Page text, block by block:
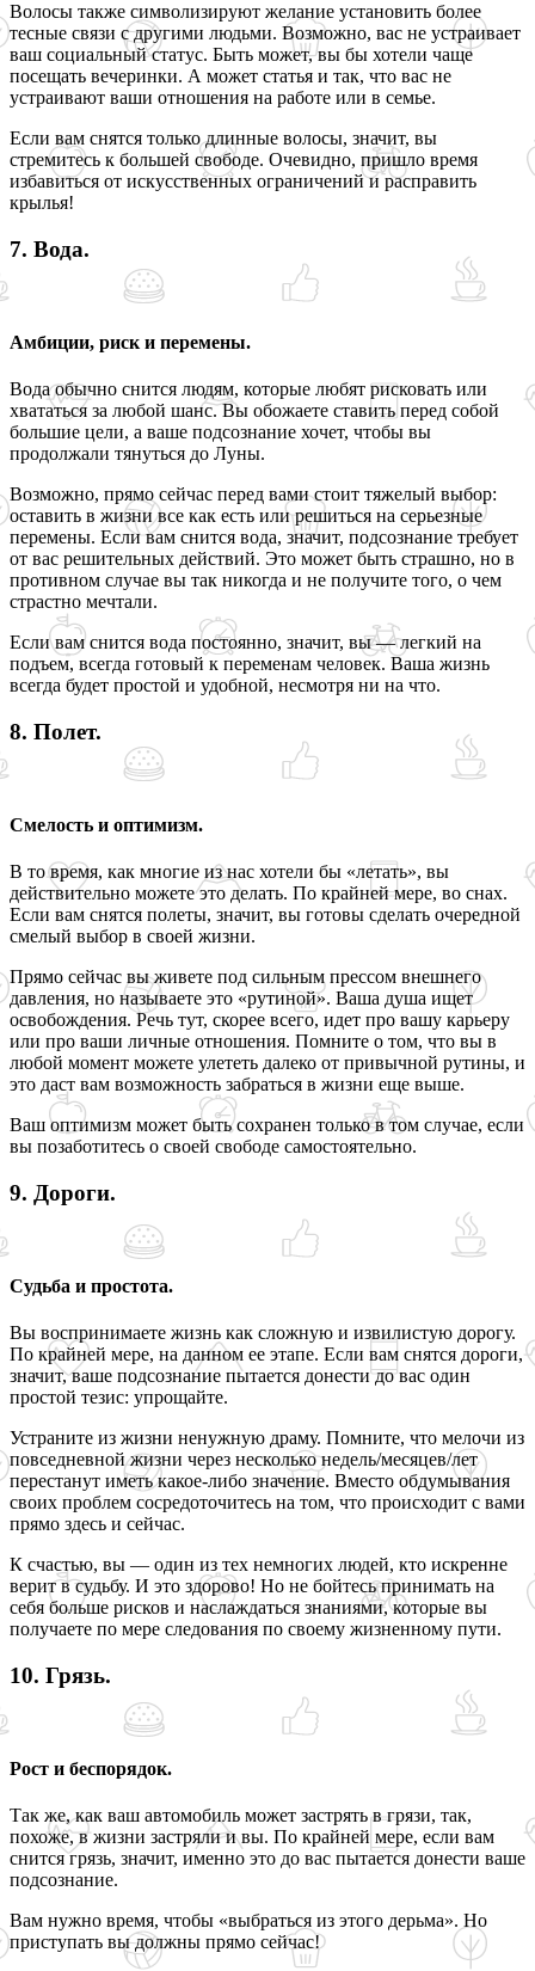
Волосы также символизируют желание установить более
тесные связи с другими людьми. Возможно, вас не устраивает
ваш социальный статус. Быть может, вы бы хотели чаще
посещать вечеринки. А может статья и так, что вас не
устраивают ваши отношения на работе или в семье.
Если вам снятся только длинные волосы, значит, вы
стремитесь к большей свободе. Очевидно, пришло время
избавиться от искусственных ограничений и расправить
крылья!
7. Вода.
Амбиции, риск и перемены.
Вода обычно снится людям, которые любят рисковать или
хвататься за любой шанс. Вы обожаете ставить перед собой
большие цели, а ваше подсознание хочет, чтобы вы
продолжали тянуться до Луны.
Возможно, прямо сейчас перед вами стоит тяжелый выбор:
оставить в жизни все как есть или решиться на серьезные
перемены. Если вам снится вода, значит, подсознание требует
от вас решительных действий. Это может быть страшно, но в
противном случае вы так никогда и не получите того, о чем
страстно мечтали.
Если вам снится вода постоянно, значит, вы — легкий на
подъем, всегда готовый к переменам человек. Ваша жизнь
всегда будет простой и удобной, несмотря ни на что.
8. Полет.
Смелость и оптимизм.
В то время, как многие из нас хотели бы «летать», вы
действительно можете это делать. По крайней мере, во снах.
Если вам снятся полеты, значит, вы готовы сделать очередной
смелый выбор в своей жизни.
Прямо сейчас вы живете под сильным прессом внешнего
давления, но называете это «рутиной». Ваша душа ищет
освобождения. Речь тут, скорее всего, идет про вашу карьеру
или про ваши личные отношения. Помните о том, что вы в
любой момент можете улететь далеко от привычной рутины, и
это даст вам возможность забраться в жизни еще выше.
Ваш оптимизм может быть сохранен только в том случае, если
вы позаботитесь о своей свободе самостоятельно.
9. Дороги.
Судьба и простота.
Вы воспринимаете жизнь как сложную и извилистую дорогу.
По крайней мере, на данном ее этапе. Если вам снятся дороги,
значит, ваше подсознание пытается донести до вас один
простой тезис: упрощайте.
Устраните из жизни ненужную драму. Помните, что мелочи из
повседневной жизни через несколько недель/месяцев/лет
перестанут иметь какое-либо значение. Вместо обдумывания
своих проблем сосредоточитесь на том, что происходит с вами
прямо здесь и сейчас.
К счастью, вы — один из тех немногих людей, кто искренне
верит в судьбу. И это здорово! Но не бойтесь принимать на
себя больше рисков и наслаждаться знаниями, которые вы
получаете по мере следования по своему жизненному пути.
10. Грязь.
Рост и беспорядок.
Так же, как ваш автомобиль может застрять в грязи, так,
похоже, в жизни застряли и вы. По крайней мере, если вам
снится грязь, значит, именно это до вас пытается донести ваше
подсознание.
Вам нужно время, чтобы «выбраться из этого дерьма». Но
приступать вы должны прямо сейчас!